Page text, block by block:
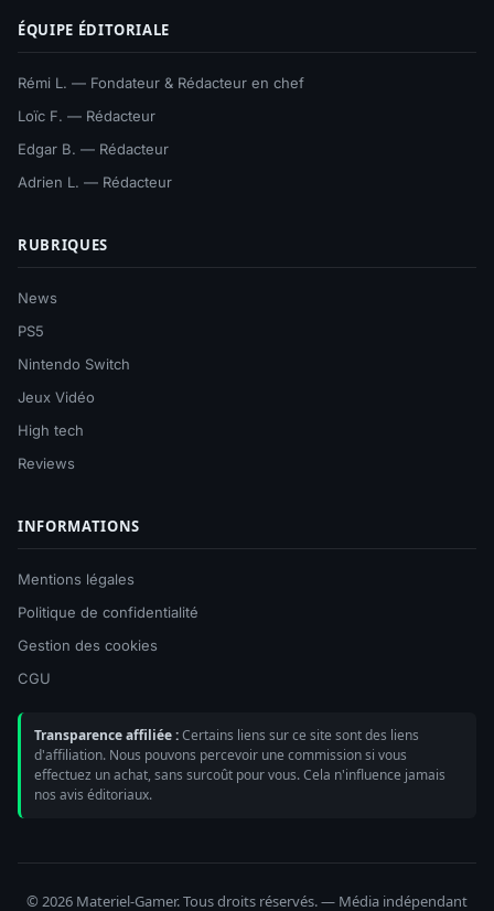
ÉQUIPE ÉDITORIALE
Rémi L. — Fondateur & Rédacteur en chef
Loïc F. — Rédacteur
Edgar B. — Rédacteur
Adrien L. — Rédacteur
RUBRIQUES
News
PS5
Nintendo Switch
Jeux Vidéo
High tech
Reviews
INFORMATIONS
Mentions légales
Politique de confidentialité
Gestion des cookies
CGU
Transparence affiliée :Certains liens sur ce site sont des liens
d'affiliation. Nous pouvons percevoir une commission si vous
effectuez un achat, sans surcoût pour vous. Cela n'influence jamais
nos avis éditoriaux.
© 2026 Materiel-Gamer. Tous droits réservés. — Média indépendant